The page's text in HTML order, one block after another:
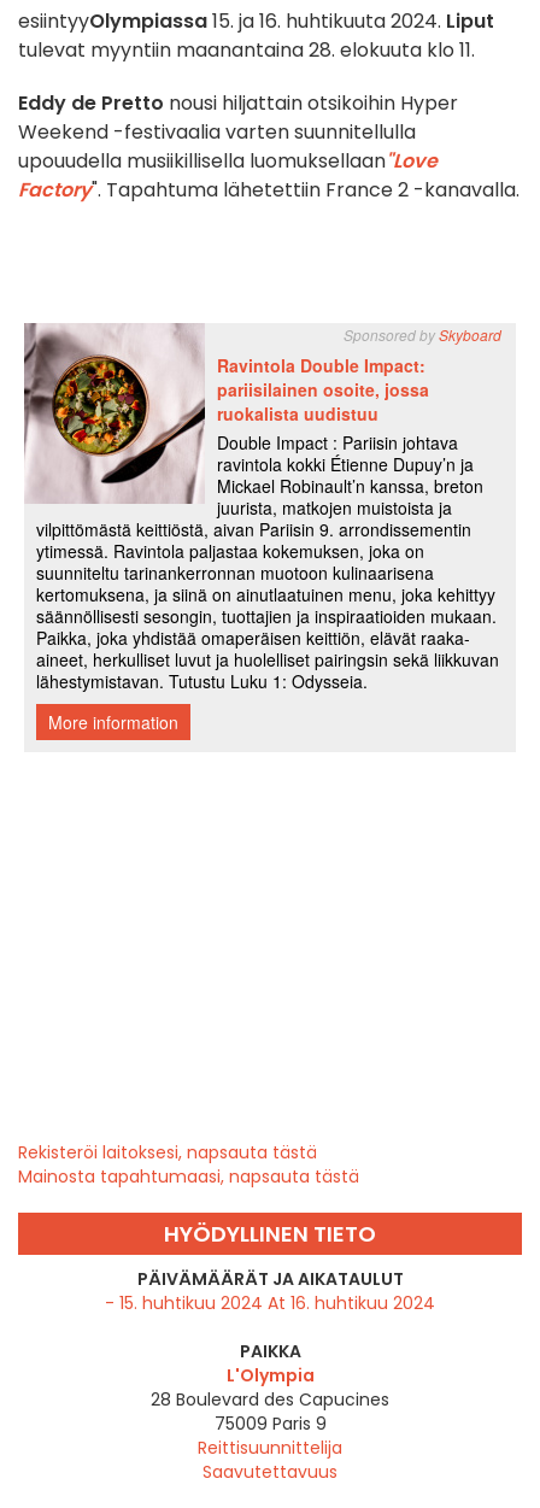
esiintyyOlympiassa15. ja 16. huhtikuuta 2024. Liput
tulevat myyntiin maanantaina 28. elokuuta klo 11.
Eddy de Pretto nousi hiljattain otsikoihin Hyper
Weekend -festivaalia varten suunnitellulla
upouudella musiikillisella luomuksellaan"Love
Factory". Tapahtuma lähetettiin France 2 -kanavalla.
Rekisteröi laitoksesi, napsauta tästä
Mainosta tapahtumaasi, napsauta tästä
HYÖDYLLINEN TIETO
PÄIVÄMÄÄRÄT JA AIKATAULUT
- 15. huhtikuu 2024 At 16. huhtikuu 2024
PAIKKA
L'Olympia
28 Boulevard des Capucines
75009 Paris 9
Reittisuunnittelija
Saavutettavuus